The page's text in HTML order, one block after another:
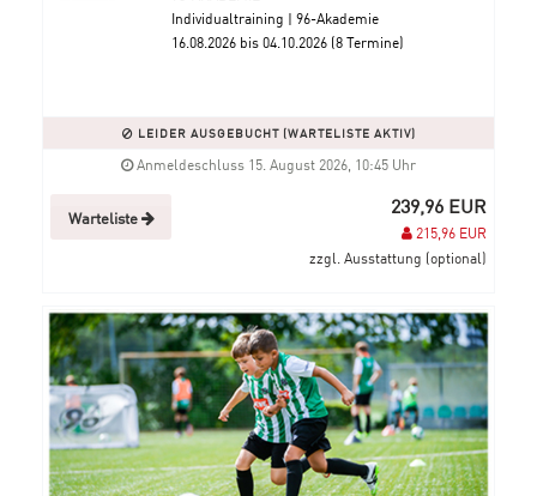
Individualtraining | 96-Akademie
16.08.2026 bis 04.10.2026 (8 Termine)
LEIDER AUSGEBUCHT (WARTELISTE AKTIV)
Anmeldeschluss 15. August 2026, 10:45 Uhr
Warteliste 239,96 EUR
215,96 EUR
zzgl. Ausstattung (optional)